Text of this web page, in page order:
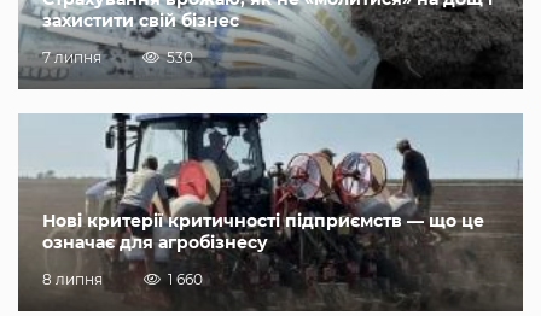
захистити свій бізнес
7 липня 530
Нові критерії критичності підприємств — що це
означає для агробізнесу
8 липня 1 660